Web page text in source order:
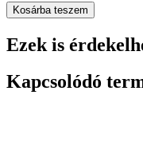
Kosárba teszem
Ezek is
Kapcsolódó